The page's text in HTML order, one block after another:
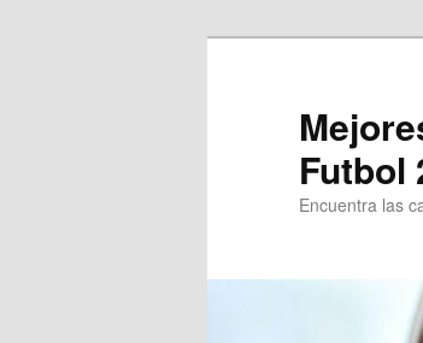
Futbol
Encuentra las